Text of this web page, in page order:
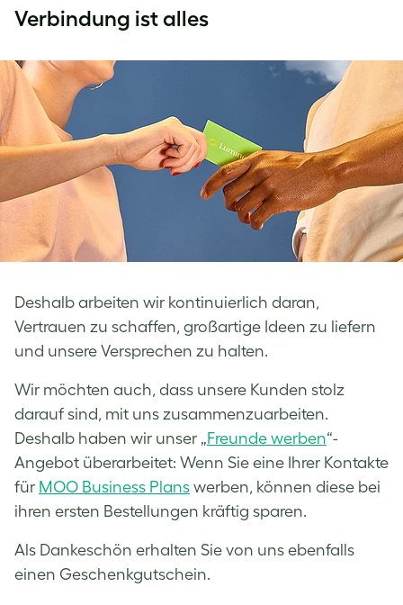
Verbindung ist alles
Deshalb arbeiten wir kontinuierlich daran,
Vertrauen zu schaffen, großartige Ideen zu liefern
und unsere Versprechen zu halten.
Wir möchten auch, dass unsere Kunden stolz
darauf sind, mit uns zusammenzuarbeiten.
Deshalb haben wir unser „Freunde werben“-
Angebot überarbeitet: Wenn Sie eine Ihrer Kontakte
für MOO Business Plans werben, können diese bei
ihren ersten Bestellungen kräftig sparen.
Als Dankeschön erhalten Sie von uns ebenfalls
einen Geschenkgutschein.